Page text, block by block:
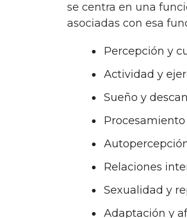
se centra en una
asociadas con esa
Percepción y
Actividad y
Sueño y
Relaciones
Sexualidad y
Adaptación y